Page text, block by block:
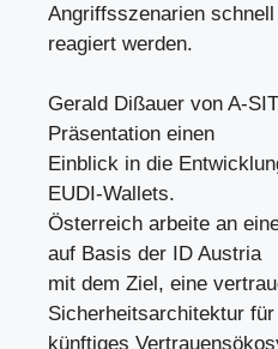
Angriffsszenarien schnell
reagiert werden.
Gerald Dißauer von A-
Präsentation einen
Einblick in die
EUDI-Wallets.
Österreich arbeite an
auf Basis der ID Austria
mit dem Ziel, eine
Sicherheitsarchitektur
künftiges